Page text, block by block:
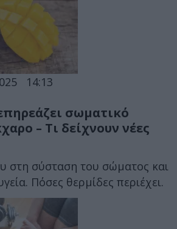
14:13
σωματικό
– Τι δείχνουν νέες
στη σύσταση του σώματος και
Πόσες θερμίδες περιέχει.